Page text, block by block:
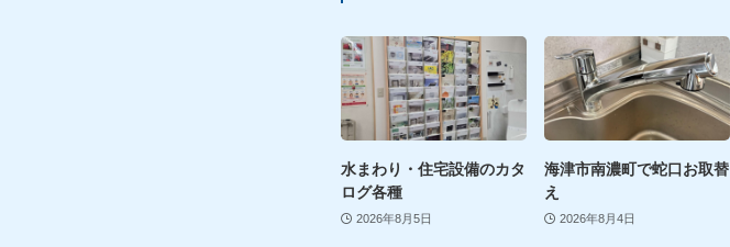
水まわり・住宅設備のカタ
ログ各種
2026年8月5日
海津市南濃町で蛇口お取替
え
2026年8月4日